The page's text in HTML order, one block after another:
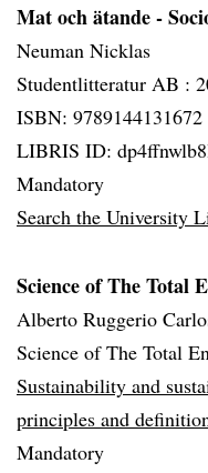
Mat och ätande -
Neuman Nicklas
Studentlitteratur AB :
ISBN: 9789144131672
LIBRIS ID:
Mandatory
Search the University
Science of The Total
Alberto Ruggerio
Science of The Total
Sustainability and
principles and
Mandatory